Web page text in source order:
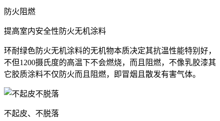
防火阻燃
提高室内安全性防火无机涂料
环耐绿色防火无机涂料的无机物本质决定其抗温性能特别好，
不但1200摄氏度的高温下不会燃烧，而且阻燃，不像乳胶漆其
它胶质涂料不仅防火而且阻燃，即冒烟且散发有害气体。
不起皮、不脱落